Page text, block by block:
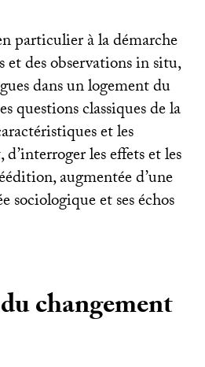
particulier à la démarche
des observations in situ,
dans un logement du
questions classiques de la
et les
les effets et les
augmentée d’une
sociologique et ses échos
changement